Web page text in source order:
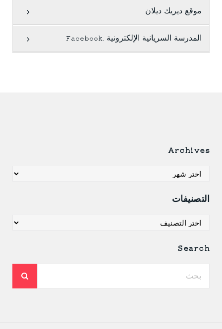
موقع ديريك ديلان
المدرسة السريانية الإلكترونية .Facebook
Archives
Archives
التصنيفات
التصنيفات
Search